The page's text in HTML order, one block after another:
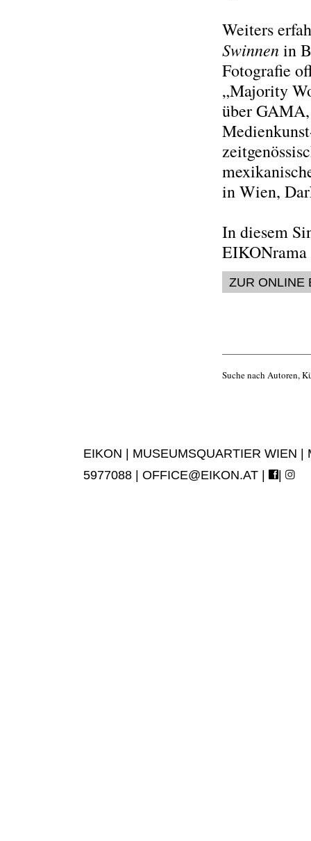
Weiters
Swinnenin
Fotografie
„Majority
über
in Wien,
In diesem
EIKONrama
ZUR ONLINE
Suche nach Autoren,
EIKON | MUSEUMSQUARTIER WIEN
5977088 | OFFICE@EIKON.AT | |